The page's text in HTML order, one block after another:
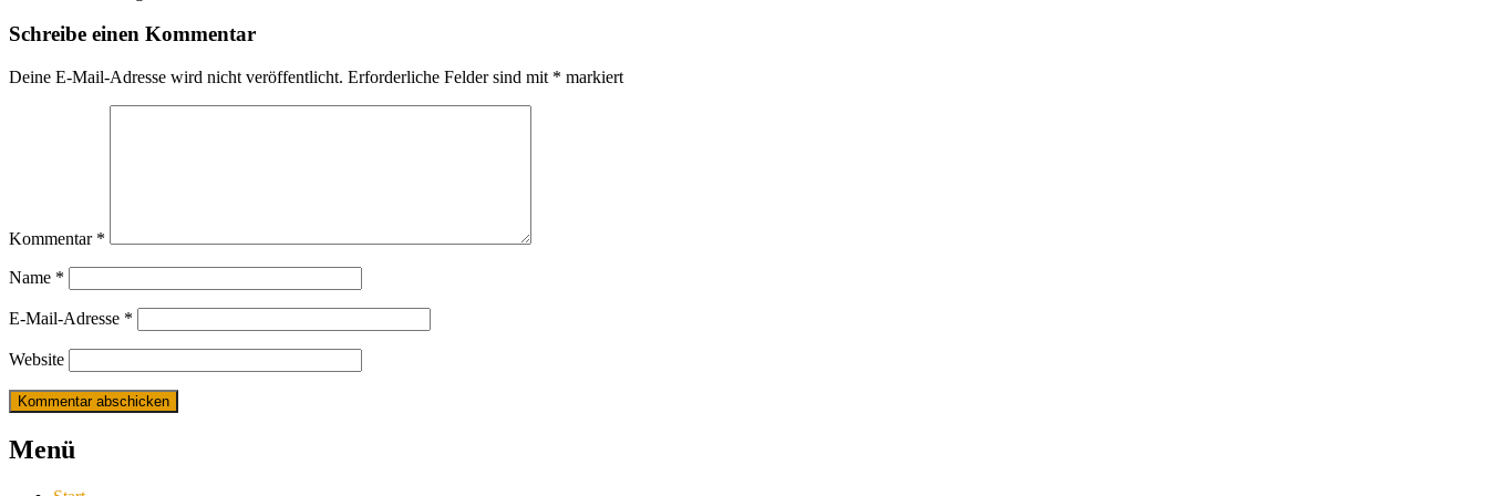
Schreibe einen Kommentar
Deine E-Mail-Adresse wird nicht veröffentlicht. Erforderliche Felder sind mit * markiert
Kommentar *
Name *
E-Mail-Adresse *
Website
Menü